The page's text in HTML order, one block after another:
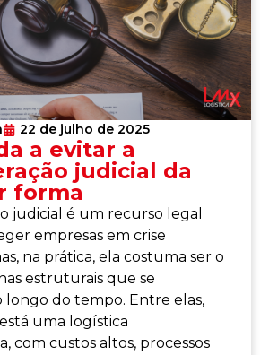
22 de julho de 2025
a evitar a
judicial da
forma
judicial é um recurso legal
empresas em crise
na prática, ela costuma ser o
estruturais que se
longo do tempo. Entre elas,
uma logística
com custos altos, processos